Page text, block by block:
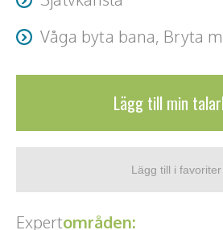
Författare
Idrottare och äventyrare
Kända musiker
Skådespelare
Alla ämnen
Våga byta bana, Bryta
Lägg till min
Expertområden: